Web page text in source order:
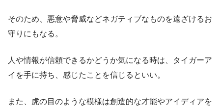
そのため、悪意や脅威などネガティブなものを遠ざけるお
守りにもなる。
人や情報が信頼できるかどうか気になる時は、タイガーア
イを手に持ち、感じたことを信じるといい。
また、虎の目のような模様は創造的な才能やアイディアを